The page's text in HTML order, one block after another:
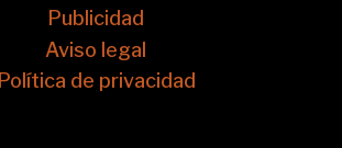
Publicidad
Aviso legal
Política de privacidad